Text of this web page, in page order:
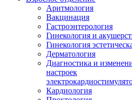
Аритмология
Вакцинация
Гастроэнтерология
Гинекология и
Гинекология
Дерматология
Диагностика и
настроек
Кардиология